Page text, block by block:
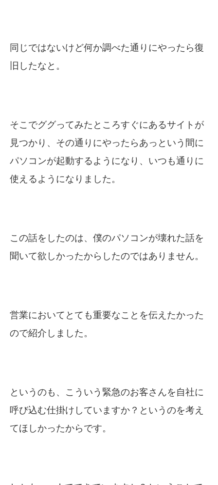
同じではないけど何か調べた通りにやったら復
旧したなと。
そこでググってみたところすぐにあるサイトが
見つかり、その通りにやったらあっという間に
パソコンが起動するようになり、いつも通りに
使えるようになりました。
この話をしたのは、僕のパソコンが壊れた話を
聞いて欲しかったからしたのではありません。
営業においてとても重要なことを伝えたかった
ので紹介しました。
というのも、こういう緊急のお客さんを自社に
呼び込む仕掛けしていますか？というのを考え
てほしかったからです。